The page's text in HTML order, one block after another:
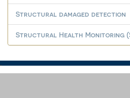
Structural damaged detection
Structural Health Monitoring